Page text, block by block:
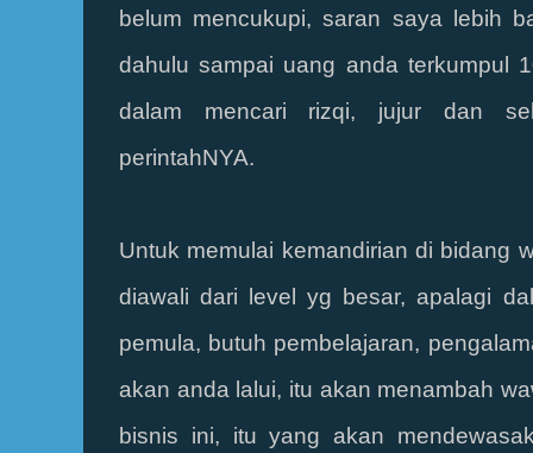
belum mencukupi, saran saya lebih
dahulu sampai uang anda terkumpul
dalam mencari rizqi, jujur dan
perintahNYA.
Untuk memulai kemandirian di bidang
diawali dari level yg besar, apalagi
pemula, butuh pembelajaran,
akan anda lalui, itu akan menambah
bisnis ini, itu yang akan